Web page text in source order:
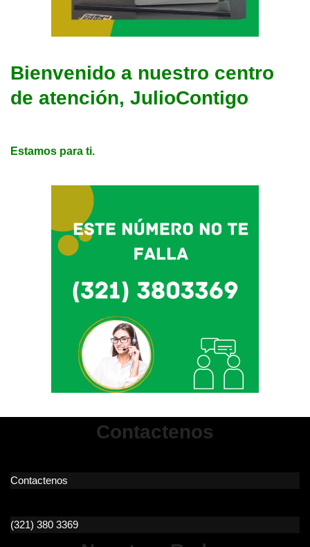
Bienvenido a nuestro centro
de atención, JulioContigo
Estamos para ti.
Contactenos
Contactenos
(321) 380 3369